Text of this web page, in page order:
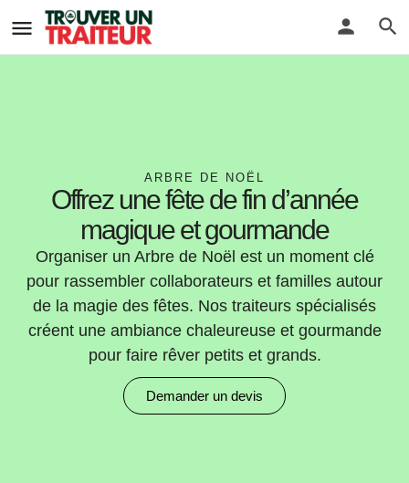
ARBRE DE NOËL
Offrez une fête de fin d’année
magique et gourmande
Organiser un Arbre de Noël est un moment clé
pour rassembler collaborateurs et familles autour
de la magie des fêtes. Nos traiteurs spécialisés
créent une ambiance chaleureuse et gourmande
pour faire rêver petits et grands.
Demander un devis